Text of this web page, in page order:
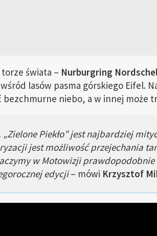
torze świata – Nurburgring
lasów pasma górskiego Eifel.
niebo, a w innej może
Piekło” jest najbardziej
jest możliwość przejechania
w Motowizji
edycji– mówi Krzysztof